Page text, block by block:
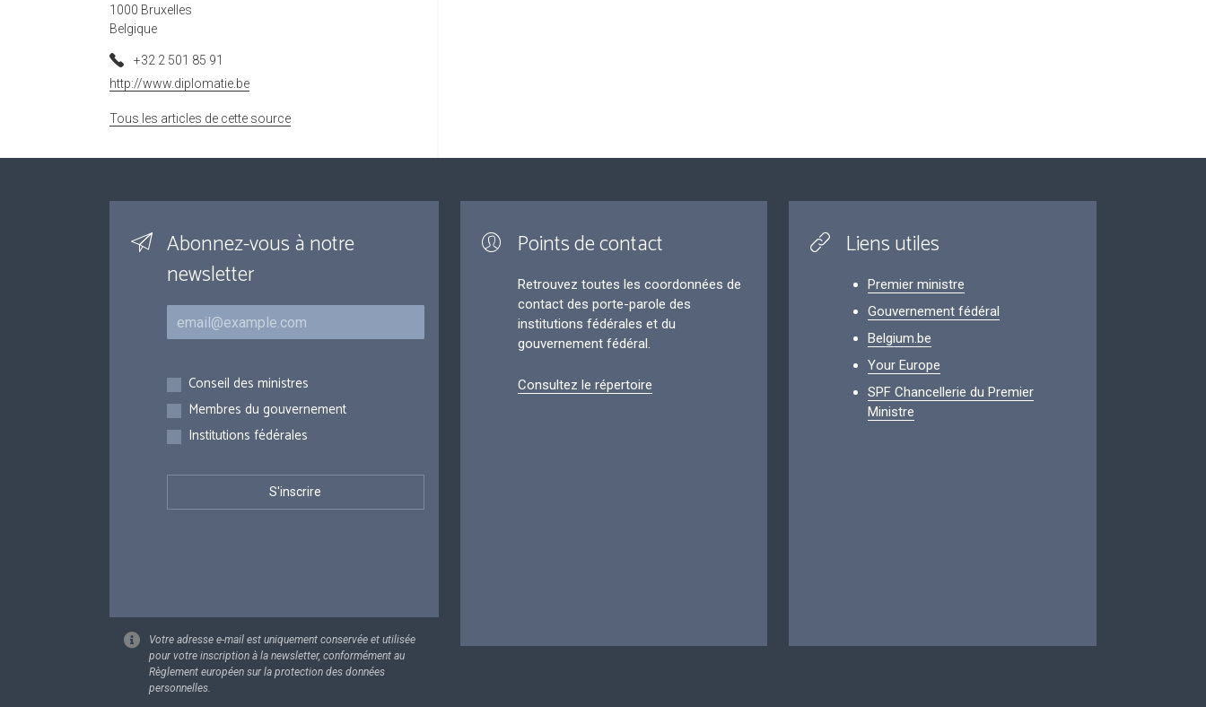
1000 Bruxelles
Belgique
+32 2 501 85 91
http://www.diplomatie.be
Tous les articles de cette source
Abonnez-vous à notre
newsletter
Courriel
Inscriptions
Conseil des ministres
Membres du gouvernement
Institutions fédérales
Votre adresse e-mail est uniquement conservée et utilisée
pour votre inscription à la newsletter, conformément au
Règlement européen sur la protection des données
personnelles.
Points de contact
Retrouvez toutes les coordonnées de
contact des porte-parole des
institutions fédérales et du
gouvernement fédéral.
Consultez le répertoire
Liens utiles
Premier ministre
Gouvernement fédéral
Belgium.be
Your Europe
SPF Chancellerie du Premier
Ministre